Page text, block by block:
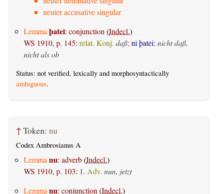
neuter accusative singular
Lemma þatei: conjunction (Indecl.)
WS 1910, p. 145: relat. Konj. daß; ni þatei: nicht daß,
nicht als ob
Status: not verified, lexically and morphosyntactically
ambiguous.
↑ Token: nu
Codex Ambrosianus A
Lemma nu: adverb(Indecl.)
WS 1910, p. 103: 1. Adv. nun, jetzt
Lemma nu: conjunction (Indecl.)